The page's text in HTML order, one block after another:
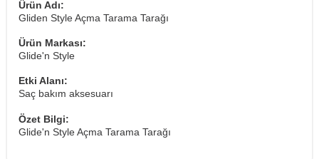
Ürün Adı:
Gliden Style Açma Tarama Tarağı
Ürün Markası:
Glide'n Style
Etki Alanı:
Saç bakım aksesuarı
Özet Bilgi:
Glide'n Style Açma Tarama Tarağı